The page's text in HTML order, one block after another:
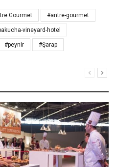
Gourmet #antre-gourmet
vineyard-hotel
#peynir #Şarap